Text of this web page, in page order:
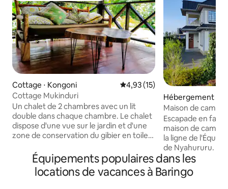
Cottage ⋅ Kongoni Évaluation moyenne sur la
4,93 (15)
Cottage Mukinduri
Un chalet de 2 chambres avec un lit
double dans chaque chambre. Le chalet
dispose d'une vue sur le jardin et d'une
zone de conservation du gibier en toile
vervets ajoutent du charme, tandis que
les soirées peuvent être marquées par la
visite de léopards, de buffles,
Hébergement ⋅
Maison de
Escapade en
maison de
la ligne de
de Nyahururu.
campagne
confortables
ou vos amis se
Équipements populaires dans les
locations de vacances à Baringo